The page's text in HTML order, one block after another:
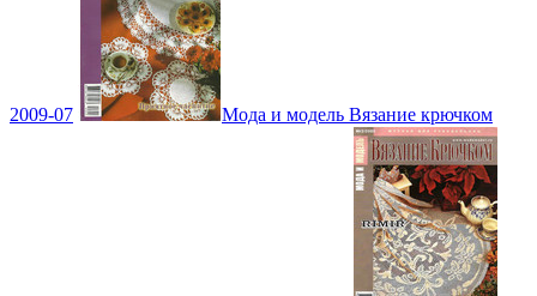
2009-07 Мода и модель Вязание крючком